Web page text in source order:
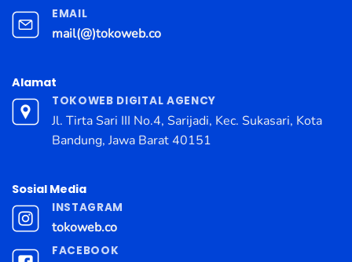
EMAIL
mail(@)tokoweb.co
Alamat
TOKOWEB DIGITAL AGENCY
Jl. Tirta Sari III No.4, Sarijadi, Kec. Sukasari, Kota
Bandung, Jawa Barat 40151
Sosial Media
INSTAGRAM
tokoweb.co
FACEBOOK